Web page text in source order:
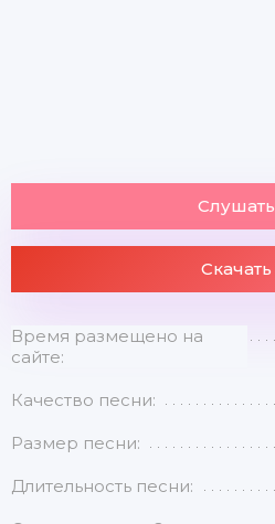
Слушать
Скачать
Время размещено на
сайте:
Качество песни:
Размер песни:
Длительность песни: